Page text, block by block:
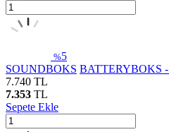
%5
SOUNDBOKS BATTERYBOKS -
7.740 TL
7.353 TL
Sepete Ekle